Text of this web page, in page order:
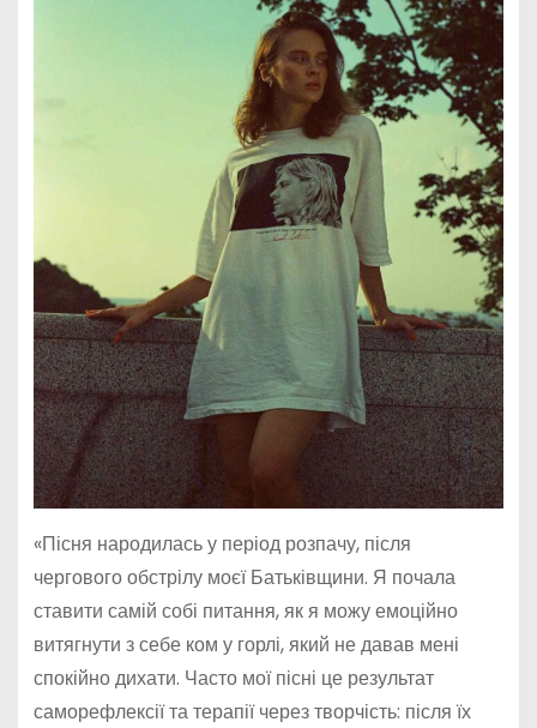
«Пісня народилась у період розпачу, після
чергового обстрілу моєї Батьківщини. Я почала
ставити самій собі питання, як я можу емоційно
витягнути з себе ком у горлі, який не давав мені
спокійно дихати. Часто мої пісні це результат
саморефлексії та терапії через творчість: після їх